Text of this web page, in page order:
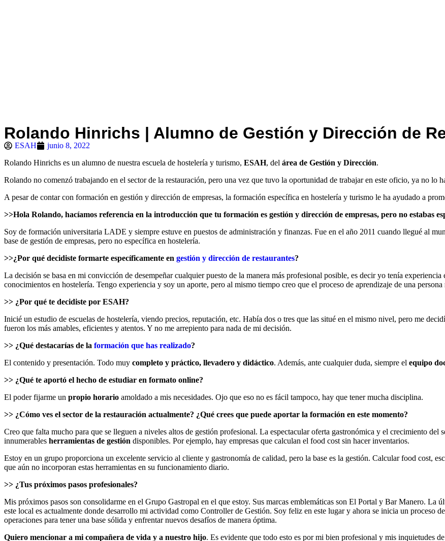
Rolando Hinrichs | Alumno de Gestión y Dirección de
ESAH
junio 8, 2022
Rolando Hinrichs es un alumno de nuestra escuela de hostelería y turismo, ESAH, del área de Gestión y Dirección.
Rolando no comenzó trabajando en el sector de la restauración, pero una vez que tuvo la oportunidad de trabajar en este oficio, ya no lo
A pesar de contar con formación en gestión y dirección de empresas, la formación específica en hostelería y turismo le ha ayudado a
>>Hola Rolando, hacíamos referencia en la introducción que tu formación es gestión y dirección de empresas, pero no estabas
Soy de formación universitaria LADE y siempre estuve en puestos de administración y finanzas. Fue en el año 2011 cuando llegué al
base de gestión de empresas, pero no específica en hostelería.
>>¿Por qué decidiste formarte específicamente en gestión y dirección de restaurantes?
La decisión se basa en mi convicción de desempeñar cualquier puesto de la manera más profesional posible, es decir yo tenía
conocimientos en hostelería. Tengo experiencia y soy un aporte, pero al mismo tiempo creo que el proceso de aprendizaje de una
>> ¿Por qué te decidiste por ESAH?
Inicié un estudio de escuelas de hostelería, viendo precios, reputación, etc. Había dos o tres que las situé en el mismo nivel, pero me
fueron los más amables, eficientes y atentos. Y no me arrepiento para nada de mi decisión.
>> ¿Qué destacarías de la formación que has realizado?
El contenido y presentación. Todo muy completo y práctico, llevadero y didáctico. Además, ante cualquier duda, siempre el equipo
>> ¿Qué te aportó el hecho de estudiar en formato online?
El poder fijarme un propio horario amoldado a mis necesidades. Ojo que eso no es fácil tampoco, hay que tener mucha disciplina.
>> ¿Cómo ves el sector de la restauración actualmente? ¿Qué crees que puede aportar la formación en este momento?
Creo que falta mucho para que se lleguen a niveles altos de gestión profesional. La espectacular oferta gastronómica y el crecimiento del
innumerables herramientas de gestión disponibles. Por ejemplo, hay empresas que calculan el food cost sin hacer inventarios.
Estoy en un grupo proporciona un excelente servicio al cliente y gastronomía de calidad, pero la base es la gestión. Calcular food cost,
que aún no incorporan estas herramientas en su funcionamiento diario.
>> ¿Tus próximos pasos profesionales?
Mis próximos pasos son consolidarme en el Grupo Gastropal en el que estoy. Sus marcas emblemáticas son El Portal y Bar Manero. La
este local es actualmente donde desarrollo mi actividad como Controller de Gestión. Soy feliz en este lugar y ahora se inicia un proceso
operaciones para tener una base sólida y enfrentar nuevos desafíos de manera óptima.
Quiero mencionar a mi compañera de vida y a nuestro hijo. Es evidente que todo esto es por mi bien profesional y mis inquietudes